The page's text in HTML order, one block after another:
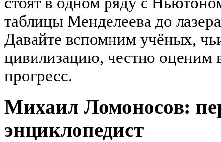
таблицы Менделеева до
Давайте вспомним учёных,
цивилизацию, честно оценим
прогресс.
Михаил Ломоносов:
энциклопедист